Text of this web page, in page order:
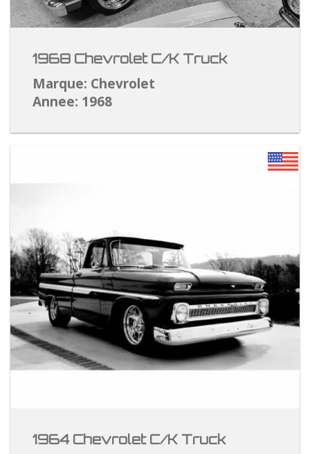
1968 Chevrolet C/K Truck
Marque: Chevrolet
Annee: 1968
1964 Chevrolet C/K Truck